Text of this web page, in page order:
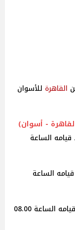
القاهرة للأسوان
- أسوان)
الساعة
الساعة
أسوان موعد قيامه الساعة 08.00